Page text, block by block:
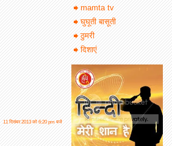
11 दिसंबर 2013 को 6:20 pm बजे
mamta tv
घुघूती बासूती
ठुमरी
दिशाएं